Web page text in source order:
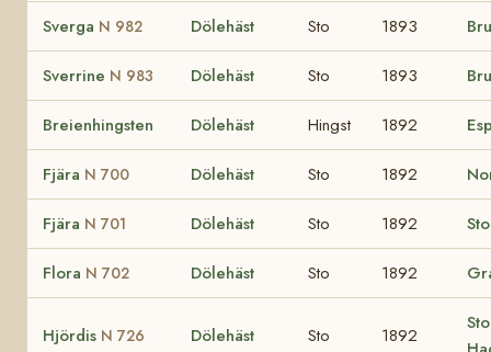
Sverga N 982 Dölehäst Sto 1893
Sverrine N 983 Dölehäst Sto 1893
Breienhingsten Dölehäst Hingst 1892
Fjära N 700 Dölehäst Sto 1892
Fjära N 701 Dölehäst Sto 1892
Flora N 702 Dölehäst Sto 1892
Hjördis N 726 Dölehäst Sto 1892